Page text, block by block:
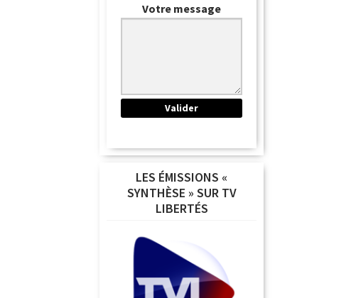
Votre message
LES ÉMISSIONS «
SYNTHÈSE » SUR TV
LIBERTÉS